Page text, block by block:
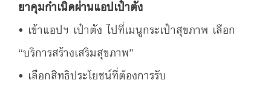
ยาคุมกำเนิดผ่านแอปเป๋าตัง
• เข้าแอปฯ เป๋าตัง ไปที่เมนูกระเป๋าสุขภาพ เลือก
“บริการสร้างเสริมสุขภาพ”
• เลือกสิทธิประโยชน์ที่ต้องการรับ